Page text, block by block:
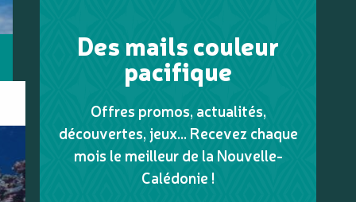
Des mails couleur
pacifique
Offres promos, actualités,
découvertes, jeux... Recevez chaque
mois le meilleur de la Nouvelle-
Calédonie !